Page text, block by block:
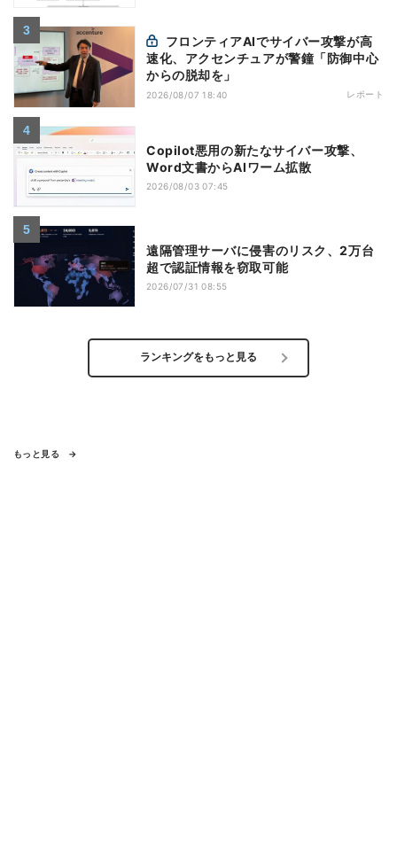
速化、アクセンチュアが警鐘「防御中心
からの脱却を」
2026/08/07 18:40 レポート
Copilot悪用の新たなサイバー攻撃、
Word文書からAIワーム拡散
2026/08/03 07:45
遠隔管理サーバに侵害のリスク、2万台
超で認証情報を窃取可能
2026/07/31 08:55
ランキングをもっと見る
もっと見る